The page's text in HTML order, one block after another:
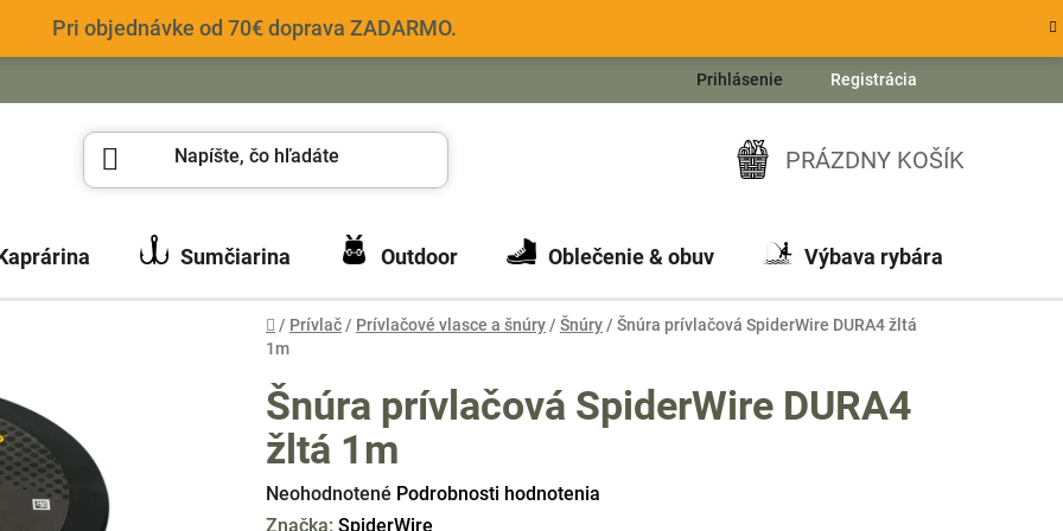
Pri objednávke od 70€ doprava ZADARMO.
Prihlásenie Registrácia
NÁKUPNÝ
KOŠÍK
PRÁZDNY KOŠÍK
Sumčiarina Outdoor Oblečenie & obuv Výbava rybára
Domov
/ Prívlač / Prívlačové vlasce a šnúry / Šnúry / Šnúra prívlačová SpiderWire DURA4 žltá
1m
Šnúra prívlačová SpiderWire DURA4
žltá 1m
Priemerné
hodnotenie
Neohodnotené Podrobnosti hodnotenia
Značka: SpiderWire